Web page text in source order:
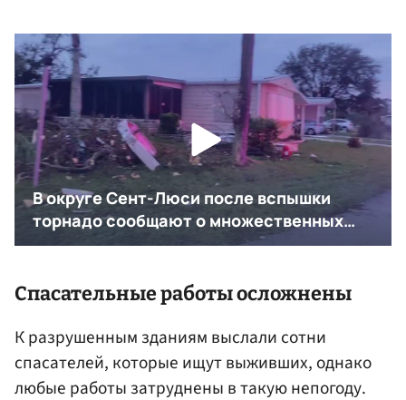
Спасательные работы осложнены
К разрушенным зданиям выслали сотни
спасателей, которые ищут выживших, однако
любые работы затруднены в такую непогоду.